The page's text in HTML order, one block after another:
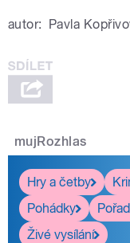
autor: Pavla
mujRozhlas
Hry a četby
Pohádky
Živé vysílání